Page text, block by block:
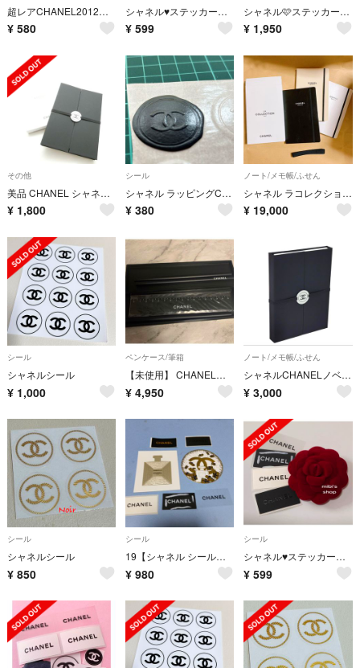
超レアCHANEL2012✨天蓋モチーフシール【1枚】
¥ 580
シャネル♥️ステッカー シール
¥ 599
シャネル🩷ステッカー シール
¥ 1,950
その他
美品 CHANEL シャネル 付箋 メモ帳 折りたたみ式 ペン ノベルティ レディース HD279
¥ 1,800
シール
シャネル ラッピングCCステッカー ココマーク 封蝋 1枚 CHANEL
¥ 380
ノート/メモ帳/ふせん
シャネル ラコレクションノベルティノート3セットブラック ホワイトベージュ文房具
¥ 19,000
シール
シャネルシール
¥ 1,000
ペンケース/筆箱
【未使用】 CHANELシャネル 鉛筆＆定規＆筆箱 3セット 非売品
¥ 4,950
ノート/メモ帳/ふせん
シャネルCHANELノベルティ付箋セット
¥ 3,000
シール
シャネルシール
¥ 850
シール
19【シャネル シール】CHANELシャネル シール 色々&ステッカー
¥ 980
シール
シャネル♥️ステッカー シール
¥ 599